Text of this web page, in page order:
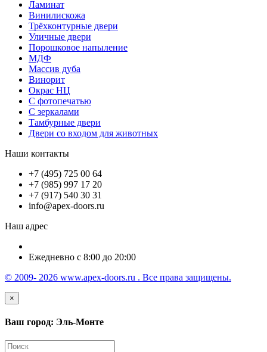
Ламинат
Винилискожа
Трёхконтурные двери
Уличные двери
Порошковое напыление
МДФ
Массив дуба
Винорит
Окрас НЦ
С фотопечатью
С зеркалами
Тамбурные двери
Двери со входом для животных
Наши контакты
+7 (495) 725 00 64
+7 (985) 997 17 20
+7 (917) 540 30 31
info@apex-doors.ru
Наш адрес
Ежедневно с 8:00 до 20:00
© 2009- 2026 www.apex-doors.ru . Все права защищены.
×
Ваш город: Эль-Монте